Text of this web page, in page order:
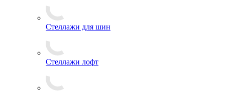
Стеллажи для шин
Стеллажи лофт